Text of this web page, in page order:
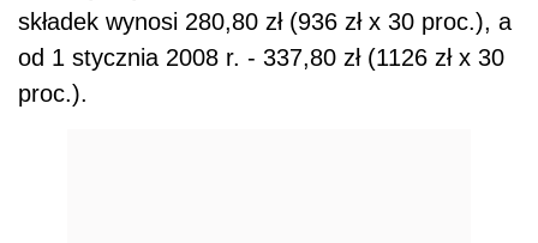
składek wynosi 280,80 zł (936 zł x 30 proc.), a
od 1 stycznia 2008 r. - 337,80 zł (1126 zł x 30
proc.).